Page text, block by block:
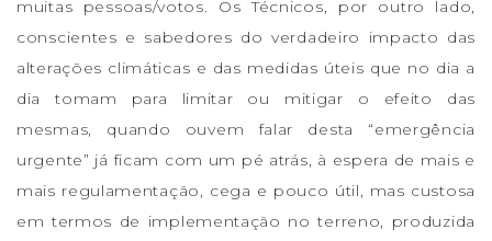
muitas pessoas/votos. Os Técnicos, por outro lado,
conscientes e sabedores do verdadeiro impacto das
alterações climáticas e das medidas úteis que no dia a
dia tomam para limitar ou mitigar o efeito das
mesmas, quando ouvem falar desta “emergência
urgente” já ficam com um pé atrás, à espera de mais e
mais regulamentação, cega e pouco útil, mas custosa
em termos de implementação no terreno, produzida